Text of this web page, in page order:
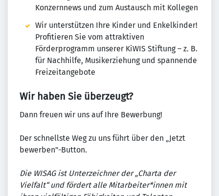
Konzernnews und zum Austausch mit Kollegen
Wir unterstützen Ihre Kinder und Enkelkinder!
Profitieren Sie vom attraktiven
Förderprogramm unserer KiWIS Stiftung – z. B.
für Nachhilfe, Musikerziehung und spannende
Freizeitangebote
Wir haben Sie überzeugt?
Dann freuen wir uns auf Ihre Bewerbung!
Der schnellste Weg zu uns führt über den „Jetzt
bewerben"-Button.
Die WISAG ist Unterzeichner der „Charta der
Vielfalt“ und fördert alle Mitarbeiter*innen mit